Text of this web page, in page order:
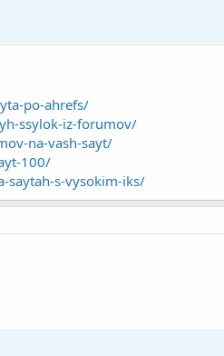
po-ahrefs/
ssylok-iz-forumov/
na-vash-sayt/
100/
saytah-s-vysokim-iks/